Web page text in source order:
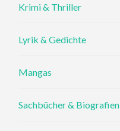
Krimi & Thriller
Lyrik & Gedichte
Mangas
Sachbücher & Biografien